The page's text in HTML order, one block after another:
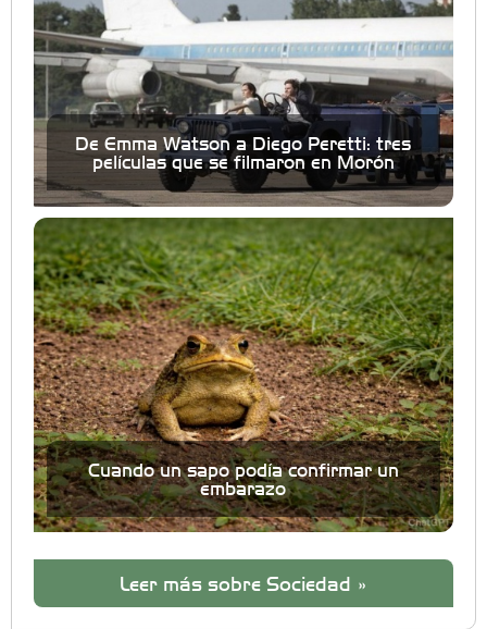
De Emma Watson a Diego Peretti: tres
películas que se filmaron en Morón
Cuando un sapo podía confirmar un
embarazo
Leer más sobre Sociedad »